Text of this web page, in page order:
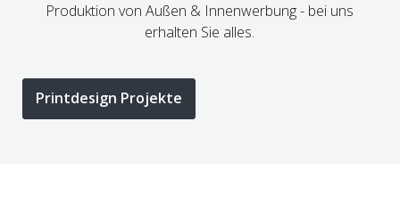
Produktion von Außen & Innenwerbung - bei uns
erhalten Sie alles.